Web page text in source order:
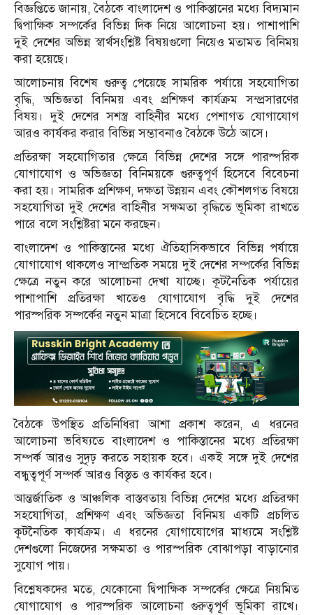
বিজ্ঞপ্তিতে জানায়, বৈঠকে বাংলাদেশ ও পাকিস্তানের মধ্যে বিদ্যমান
দ্বিপাক্ষিক সম্পর্কের বিভিন্ন দিক নিয়ে আলোচনা হয়। পাশাপাশি
দুই দেশের অভিন্ন স্বার্থসংশ্লিষ্ট বিষয়গুলো নিয়েও মতামত বিনিময়
করা হয়েছে।
আলোচনায় বিশেষ গুরুত্ব পেয়েছে সামরিক পর্যায়ে সহযোগিতা
বৃদ্ধি, অভিজ্ঞতা বিনিময় এবং প্রশিক্ষণ কার্যক্রম সম্প্রসারণের
বিষয়। দুই দেশের সশস্ত্র বাহিনীর মধ্যে পেশাগত যোগাযোগ
আরও কার্যকর করার বিভিন্ন সম্ভাবনাও বৈঠকে উঠে আসে।
প্রতিরক্ষা সহযোগিতার ক্ষেত্রে বিভিন্ন দেশের সঙ্গে পারস্পরিক
যোগাযোগ ও অভিজ্ঞতা বিনিময়কে গুরুত্বপূর্ণ হিসেবে বিবেচনা
করা হয়। সামরিক প্রশিক্ষণ, দক্ষতা উন্নয়ন এবং কৌশলগত বিষয়ে
সহযোগিতা দুই দেশের বাহিনীর সক্ষমতা বৃদ্ধিতে ভূমিকা রাখতে
পারে বলে সংশ্লিষ্টরা মনে করছেন।
বাংলাদেশ ও পাকিস্তানের মধ্যে ঐতিহাসিকভাবে বিভিন্ন পর্যায়ে
যোগাযোগ থাকলেও সাম্প্রতিক সময়ে দুই দেশের সম্পর্কের বিভিন্ন
ক্ষেত্রে নতুন করে আলোচনা দেখা যাচ্ছে। কূটনৈতিক পর্যায়ের
পাশাপাশি প্রতিরক্ষা খাতেও যোগাযোগ বৃদ্ধি দুই দেশের
পারস্পরিক সম্পর্কের নতুন মাত্রা হিসেবে বিবেচিত হচ্ছে।
বৈঠকে উপস্থিত প্রতিনিধিরা আশা প্রকাশ করেন, এ ধরনের
আলোচনা ভবিষ্যতে বাংলাদেশ ও পাকিস্তানের মধ্যে প্রতিরক্ষা
সম্পর্ক আরও সুদৃঢ় করতে সহায়ক হবে। একই সঙ্গে দুই দেশের
বন্ধুত্বপূর্ণ সম্পর্ক আরও বিস্তৃত ও কার্যকর হবে।
আন্তর্জাতিক ও আঞ্চলিক বাস্তবতায় বিভিন্ন দেশের মধ্যে প্রতিরক্ষা
সহযোগিতা, প্রশিক্ষণ এবং অভিজ্ঞতা বিনিময় একটি প্রচলিত
কূটনৈতিক কার্যক্রম। এ ধরনের যোগাযোগের মাধ্যমে সংশ্লিষ্ট
দেশগুলো নিজেদের সক্ষমতা ও পারস্পরিক বোঝাপড়া বাড়ানোর
সুযোগ পায়।
বিশ্লেষকদের মতে, যেকোনো দ্বিপাক্ষিক সম্পর্কের ক্ষেত্রে নিয়মিত
যোগাযোগ ও পারস্পরিক আলোচনা গুরুত্বপূর্ণ ভূমিকা রাখে।